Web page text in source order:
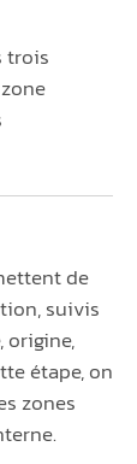
trois
de
suivis
origine,
étape, on
zones